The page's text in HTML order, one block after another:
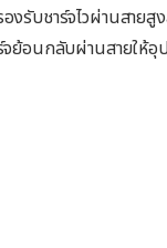
รับชาร์จไวผ่านสายสูง
จย้อนกลับผ่านสายให้